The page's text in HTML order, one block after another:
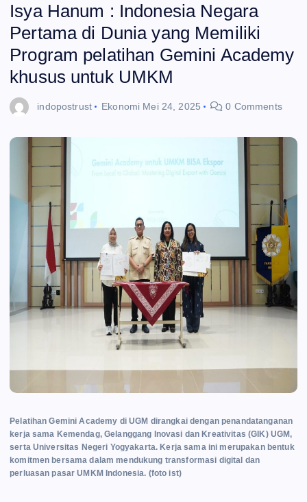
Isya Hanum : Indonesia Negara
Pertama di Dunia yang Memiliki
Program pelatihan Gemini Academy
khusus untuk UMKM
indopostrust Ekonomi Mei 24, 2025 0 Comments
Pelatihan Gemini Academy di UGM dirangkai dengan penandatanganan
kerja sama Kemendag, Gelanggang Inovasi dan Kreativitas (GIK) UGM,
serta Universitas Negeri Yogyakarta. Kerja sama ini merupakan bentuk
komitmen bersama dalam mendukung transformasi digital dan
perluasan pasar UMKM Indonesia. (foto ist)